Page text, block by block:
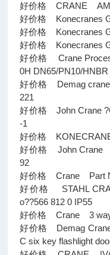
好价格 CRANE
好价格 Konecranes
好价格 Konecranes
好价格 Konecranes
好价格 Crane
0H DN65/PN10/HNBR
好价格 Demag
221
好价格 John Crane
-1
好价格
好价格 John Crane
92
好价格 Crane Part
好价格 STAHL
o??566 812 0 IP55
好价格 Crane 3 way
好价格 Demag
C six key flashlight